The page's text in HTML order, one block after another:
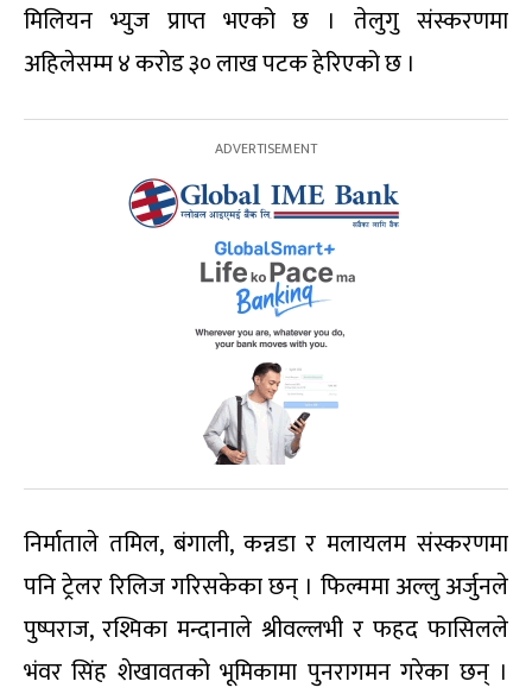
मिलियन भ्युज प्राप्त भएको छ । तेलुगु संस्करणमा
अहिलेसम्म ४ करोड ३० लाख पटक हेरिएको छ ।
निर्माताले तमिल, बंगाली, कन्नडा र मलायलम संस्करणमा
पनि ट्रेलर रिलिज गरिसकेका छन् । फिल्ममा अल्लु अर्जुनले
पुष्पराज, रश्मिका मन्दानाले श्रीवल्लभी र फहद फासिलले
भंवर सिंह शेखावतको भूमिकामा पुनरागमन गरेका छन् ।